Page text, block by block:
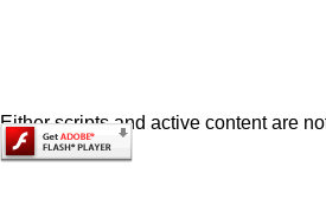
Either scripts and active content are